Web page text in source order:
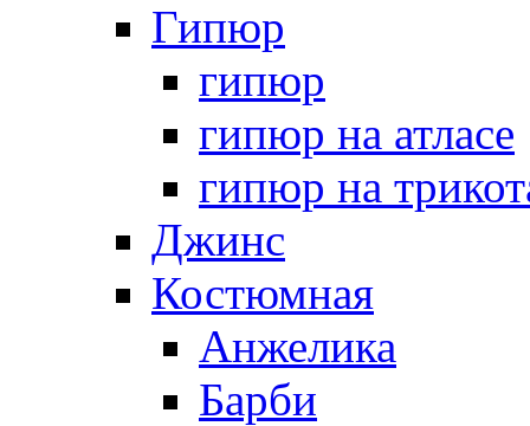
Гипюр
гипюр
гипюр на атласе
гипюр на
Джинс
Костюмная
Анжелика
Барби